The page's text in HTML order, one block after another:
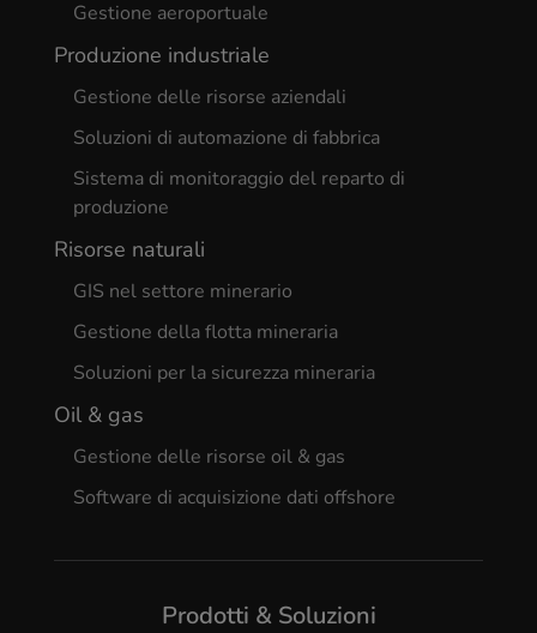
Gestione aeroportuale
Produzione industriale
Gestione delle risorse aziendali
Soluzioni di automazione di fabbrica
Sistema di monitoraggio del reparto di
produzione
Risorse naturali
GIS nel settore minerario
Gestione della flotta mineraria
Soluzioni per la sicurezza mineraria
Oil & gas
Gestione delle risorse oil & gas
Software di acquisizione dati offshore
Prodotti & Soluzioni